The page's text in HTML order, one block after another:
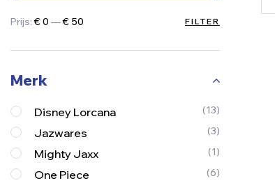
FILTER
Prijs:€ 0 —€ 50
Merk
Disney Lorcana (13)
Jazwares (3)
Mighty Jaxx (1)
One Piece (6)